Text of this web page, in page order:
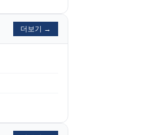
더보기 →